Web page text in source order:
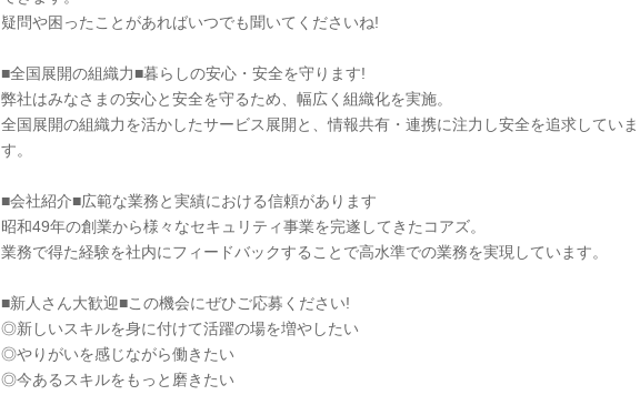
疑問や困ったことがあればいつでも聞いてくださいね!
■全国展開の組織力■暮らしの安心・安全を守ります!
弊社はみなさまの安心と安全を守るため、幅広く組織化を実施。
全国展開の組織力を活かしたサービス展開と、情報共有・連携に注力し安全を追求していま
す。
■会社紹介■広範な業務と実績における信頼があります
昭和49年の創業から様々なセキュリティ事業を完遂してきたコアズ。
業務で得た経験を社内にフィードバックすることで高水準での業務を実現しています。
■新人さん大歓迎■この機会にぜひご応募ください!
◎新しいスキルを身に付けて活躍の場を増やしたい
◎やりがいを感じながら働きたい
◎今あるスキルをもっと磨きたい